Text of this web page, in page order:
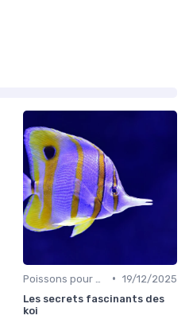
• 19/12/2025
Les secrets fascinants des
koi